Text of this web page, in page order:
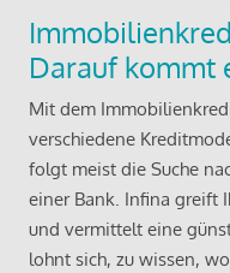
Darauf kommt
Mit dem
verschiedene
folgt meist die Suche
einer Bank. Infina greift
und vermittelt eine
lohnt sich, zu wissen,